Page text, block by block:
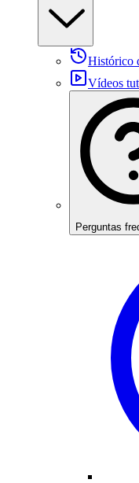
Histórico
Vídeos
Perguntas